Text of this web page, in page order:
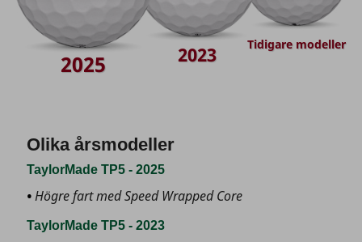
2025 2023 Tidigare modeller
Olika årsmodeller
TaylorMade TP5 - 2025
Högre fart med Speed Wrapped Core
TaylorMade TP5 - 2023